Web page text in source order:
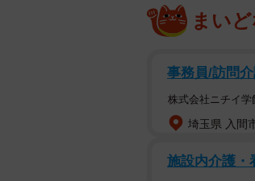
まい
事務員/訪問
株式会社ニチイ学
埼玉県 入間
施設内介護・